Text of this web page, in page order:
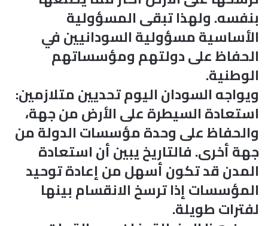
بنفسه. ولهذا تبقى المسؤولية
الأساسية مسؤولية السودانيين في
الحفاظ على دولتهم ومؤسساتهم
الوطنية.
ويواجه السودان اليوم تحديين متلازمين:
استعادة السيطرة على الأرض من جهة،
والحفاظ على وحدة مؤسسات الدولة من
جهة أخرى. فالتاريخ يبين أن استعادة
المدن قد تكون أسهل من إعادة توحيد
المؤسسات إذا ترسخ الانقسام بينها
لفترات طويلة.